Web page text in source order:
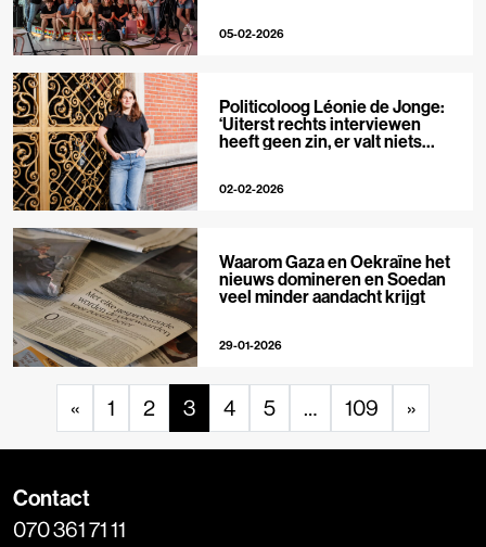
05-02-2026
Politicoloog Léonie de Jonge:
‘Uiterst rechts interviewen
heeft geen zin, er valt niets
02-02-2026
Waarom Gaza en Oekraïne het
nieuws domineren en Soedan
veel minder aandacht krijgt
29-01-2026
« 1 2 3 4 5 … 109 »
Contact
070 361 71 11